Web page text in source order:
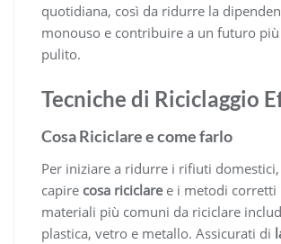
quotidiana, così da ridurre la
monouso e contribuire a un futuro
pulito.
Tecniche di Riciclaggio
Cosa Riciclare e come farlo
Per iniziare a ridurre i rifiuti
capire cosa riciclaree i metodi corretti
materiali più comuni da riciclare
plastica, vetro e metallo. Assicurati di